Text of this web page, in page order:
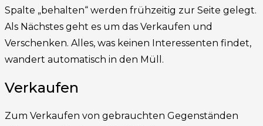
Spalte „behalten“ werden frühzeitig zur Seite gelegt.
Als Nächstes geht es um das Verkaufen und
Verschenken. Alles, was keinen Interessenten findet,
wandert automatisch in den Müll.
Verkaufen
Zum Verkaufen von gebrauchten Gegenständen